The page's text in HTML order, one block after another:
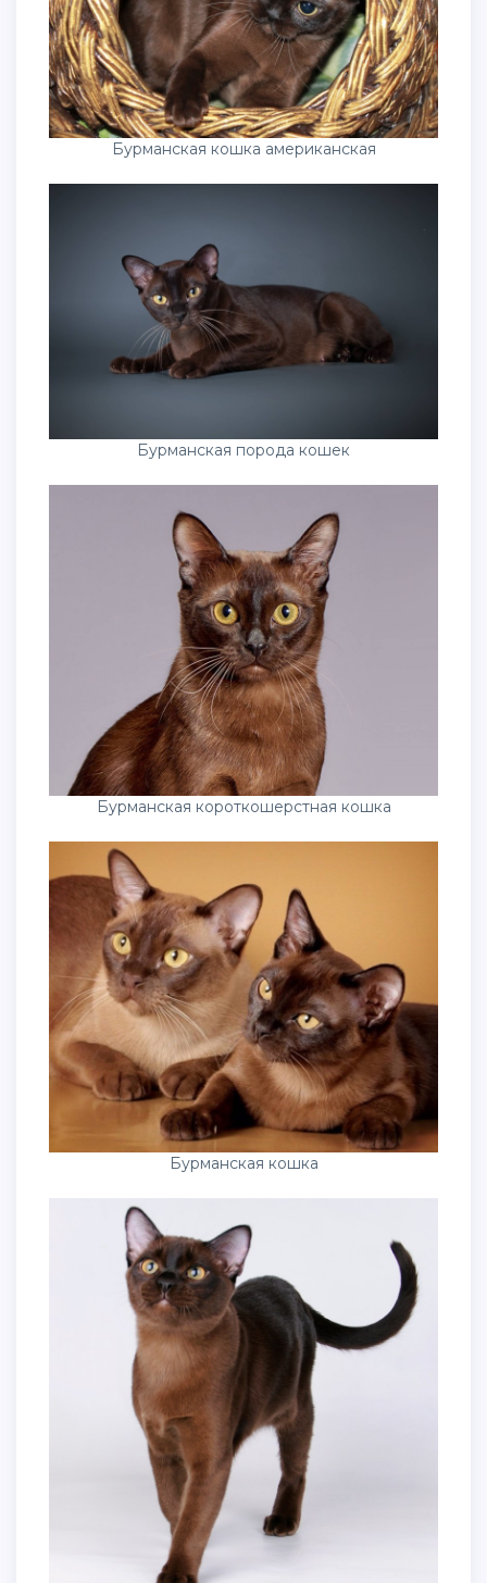
Бурманская кошка американская
Бурманская порода кошек
Бурманская короткошерстная кошка
Бурманская кошка